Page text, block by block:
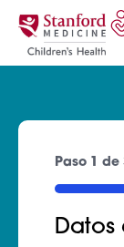
Saltar al
Paso 1 de
33%